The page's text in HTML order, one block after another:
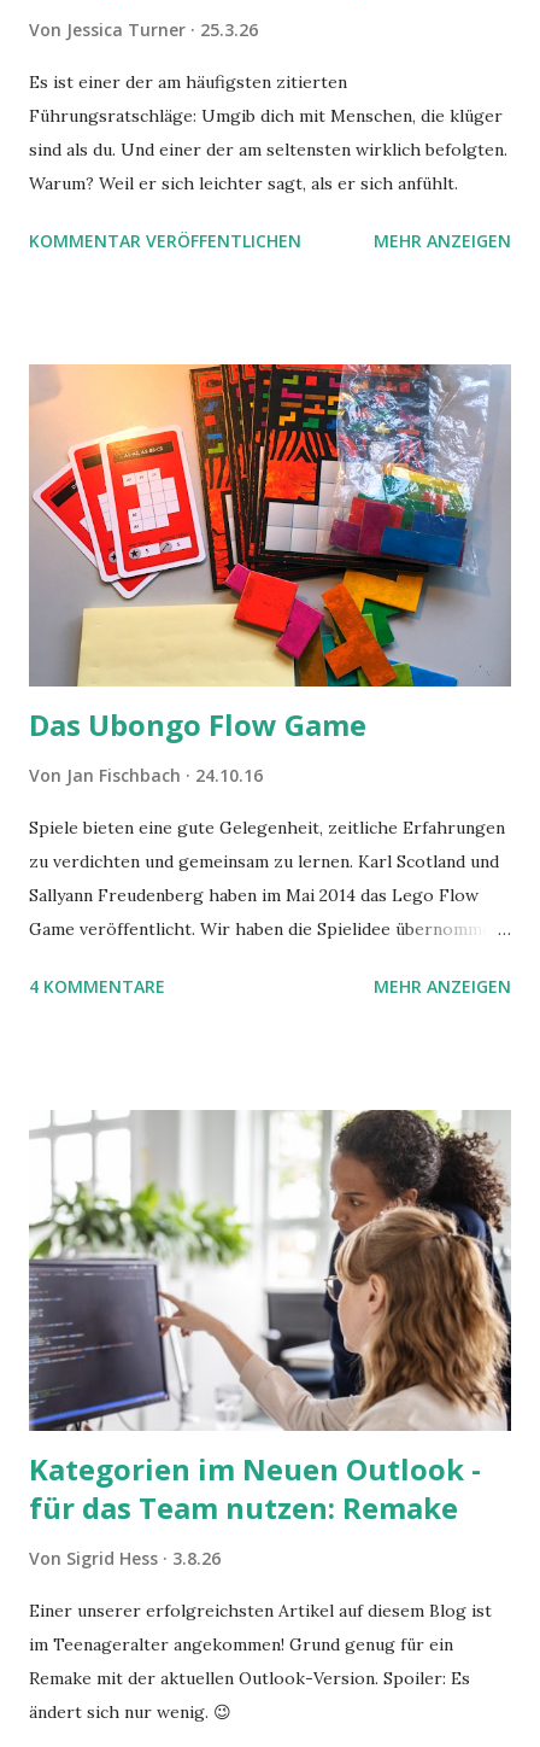
Von Jessica Turner 25.3.26
Es ist einer der am häufigsten zitierten
Führungsratschläge: Umgib dich mit Menschen, die klüger
sind als du. Und einer der am seltensten wirklich befolgten.
Warum? Weil er sich leichter sagt, als er sich anfühlt.
KOMMENTAR VERÖFFENTLICHEN MEHR ANZEIGEN
Das Ubongo Flow Game
Von Jan Fischbach 24.10.16
Spiele bieten eine gute Gelegenheit, zeitliche Erfahrungen
zu verdichten und gemeinsam zu lernen. Karl Scotland und
Sallyann Freudenberg haben im Mai 2014 das Lego Flow
Game veröffentlicht. Wir haben die Spielidee übernommen,
benutzen wir Material aus Grzegorz Rejchtmans Ubongo-
4 KOMMENTARE MEHR ANZEIGEN
Kategorien im Neuen Outlook -
für das Team nutzen: Remake
Von Sigrid Hess 3.8.26
Einer unserer erfolgreichsten Artikel auf diesem Blog ist
im Teenageralter angekommen! Grund genug für ein
Remake mit der aktuellen Outlook-Version. Spoiler: Es
ändert sich nur wenig. 😉